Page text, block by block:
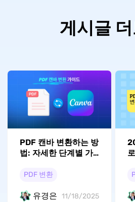
게시글 더
PDF 캔바 변환하는 방
법: 자세한 단계별 가
PDF 변환
유경은 11/18/2025